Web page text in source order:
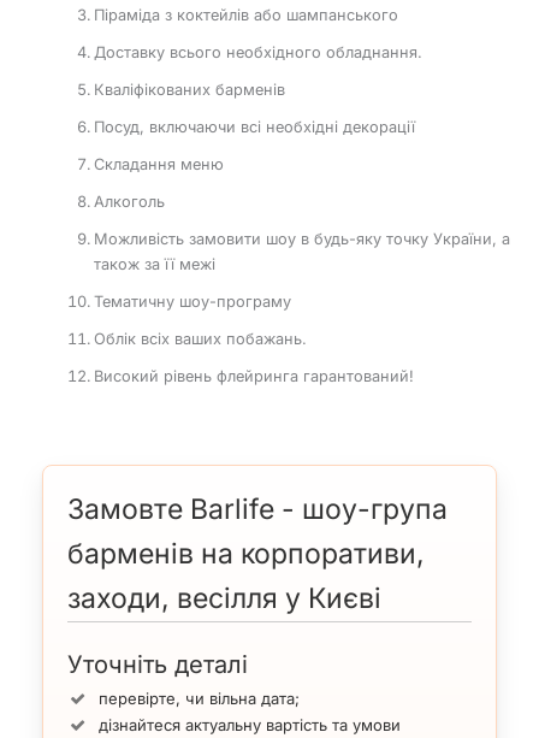
Піраміда з коктейлів або шампанського
Доставку всього необхідного обладнання.
Кваліфікованих барменів
Посуд, включаючи всі необхідні декорації
Складання меню
Алкоголь
Можливість замовити шоу в будь-яку точку України, а
також за її межі
Тематичну шоу-програму
Облік всіх ваших побажань.
Високий рівень флейринга гарантований!
Замовте Barlife - шоу-група
барменів на корпоративи,
заходи, весілля у Києві
Уточніть деталі
перевірте, чи вільна дата;
дізнайтеся актуальну вартість та умови